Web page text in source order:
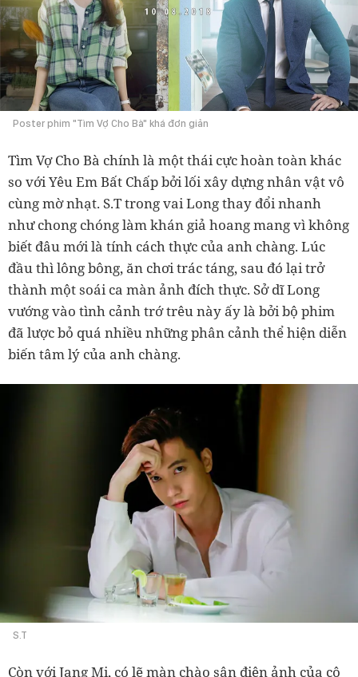
Poster phim "Tìm Vợ Cho Bà" khá đơn giản
Tìm Vợ Cho Bà chính là một thái cực hoàn toàn khác
so với Yêu Em Bất Chấp bởi lối xây dựng nhân vật vô
cùng mờ nhạt. S.T trong vai Long thay đổi nhanh
như chong chóng làm khán giả hoang mang vì không
biết đâu mới là tính cách thực của anh chàng. Lúc
đầu thì lông bông, ăn chơi trác táng, sau đó lại trở
thành một soái ca màn ảnh đích thực. Sở dĩ Long
vướng vào tình cảnh trớ trêu này ấy là bởi bộ phim
đã lược bỏ quá nhiều những phân cảnh thể hiện diễn
biến tâm lý của anh chàng.
S.T
Còn với Jang Mi, có lẽ màn chào sân điện ảnh của cô